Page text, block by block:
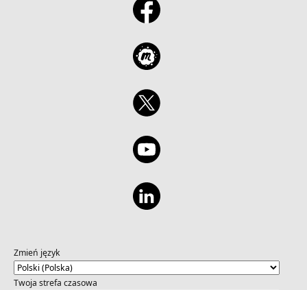
Zmień język
Twoja strefa czasowa